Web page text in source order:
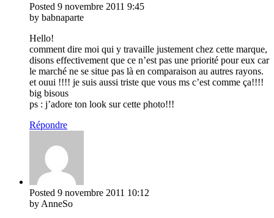
Posted 9 novembre 2011 9:45
by babnaparte
Hello!
comment dire moi qui y travaille justement chez cette marque,
disons effectivement que ce n’est pas une priorité pour eux car
le marché ne se situe pas là en comparaison au autres rayons.
et ouui !!!! je suis aussi triste que vous ms c’est comme ça!!!!
big bisous
ps : j’adore ton look sur cette photo!!!
Répondre
Posted 9 novembre 2011 10:12
by AnneSo